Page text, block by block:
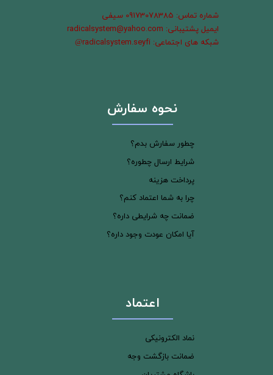
شماره تماس: 09173078385 سیفی
ایمیل پشتیبانی: radicalsystem@yahoo.com
شبکه های اجتماعی: radicalsystem.seyfi
@
نحوه سفارش
چطور سفارش بدم؟
شرایط ارسال چطوره؟
پرداخت هزینه
چرا به شما اعتماد کنم؟
ضمانت چه شرایطی داره؟
آیا امکان عودت وجود داره؟
اعتماد
نماد الکترونیکی
ضمانت بازگشت وجه